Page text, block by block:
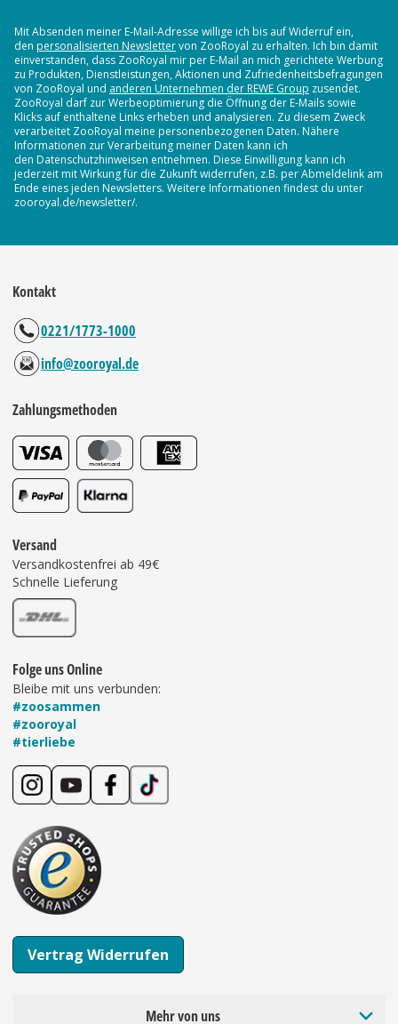
Mit Absenden meiner E-Mail-Adresse willige ich bis auf Widerruf ein,
den personalisierten Newslettervon ZooRoyal zu erhalten. Ich bin damit
einverstanden, dass ZooRoyal mir per E-Mail an mich gerichtete Werbung
zu Produkten, Dienstleistungen, Aktionen und Zufriedenheitsbefragungen
von ZooRoyal und anderen Unternehmen der REWE Group zusendet.
ZooRoyal darf zur Werbeoptimierung die Öffnung der E-Mails sowie
Klicks auf enthaltene Links erheben und analysieren. Zu diesem Zweck
verarbeitet ZooRoyal meine personenbezogenen Daten. Nähere
Informationen zur Verarbeitung meiner Daten kann ich
den Datenschutzhinweisen entnehmen. Diese Einwilligung kann ich
jederzeit mit Wirkung für die Zukunft widerrufen, z.B. per Abmeldelink am
Ende eines jeden Newsletters. Weitere Informationen findest du unter
zooroyal.de/newsletter/.
Kontakt
0221/1773-1000
info@zooroyal.de
Zahlungsmethoden
Versand
Versandkostenfrei ab 49€
Schnelle Lieferung
Folge uns Online
Bleibe mit uns verbunden:
#zoosammen
#zooroyal
#tierliebe
Vertrag Widerrufen
Mehr von uns